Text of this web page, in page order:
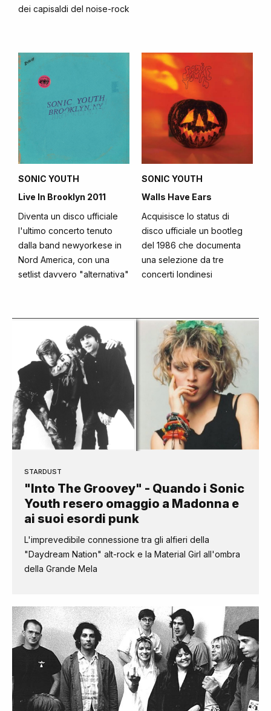
dei capisaldi del noise-rock
SONIC YOUTH
Live In Brooklyn 2011
Diventa un disco ufficiale
l'ultimo concerto tenuto
dalla band newyorkese in
Nord America, con una
setlist davvero "alternativa"
SONIC YOUTH
Walls Have Ears
Acquisisce lo status di
disco ufficiale un bootleg
del 1986 che documenta
una selezione da tre
concerti londinesi
STARDUST
"Into The Groovey" - Quando i Sonic
Youth resero omaggio a Madonna e
ai suoi esordi punk
L'imprevedibile connessione tra gli alfieri della
"Daydream Nation" alt-rock e la Material Girl all'ombra
della Grande Mela